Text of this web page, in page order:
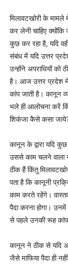
मिलावटखोरी के मामले
कर लेनी चाहिए
कुछ कर रहा है, यदि
संबंध में यदि उत्तर
उन्होंने अपराधियों को
है। आज उत्तर प्रदेश
कांप जाती है। कानून
भले ही आलोचना करें
शिकंजा कैसे कसा
कानून के द्वारा यदि
उससे काम चलने वाला
ठीक हैं किंतु
पता है कि कानूनी
काम करते रहेंगे।
पैदा करना होगा।
से पहले उनकी रूह कांप
कानून ने ठीक से यदि
जैसे माफिया पैदा ही